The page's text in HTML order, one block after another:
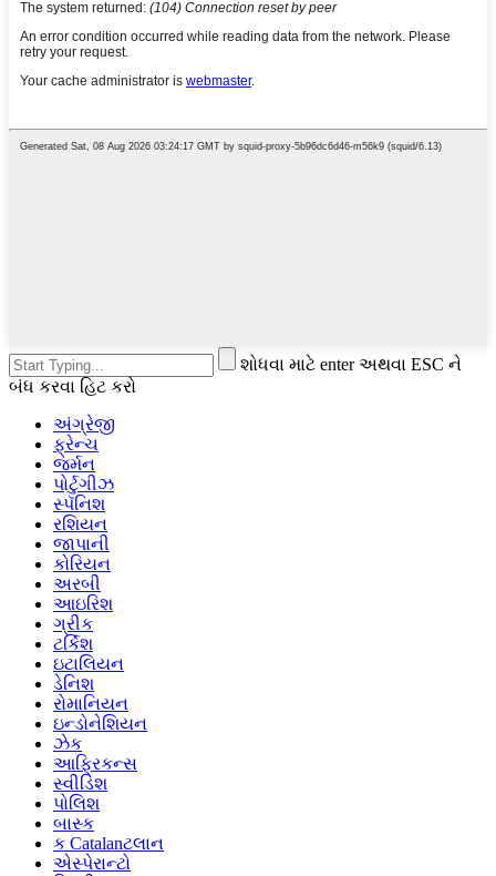
શોધવા માટે enter અથવા ESC ને
બંધ કરવા હિટ કરો
અંગ્રેજી
ફ્રેન્ચ
જર્મન
પોર્ટુગીઝ
સ્પૅનિશ
રશિયન
જાપાની
કોરિયન
અરબી
આઇરિશ
ગ્રીક
ટર્કિશ
ઇટાલિયન
ડેનિશ
રોમાનિયન
ઇન્ડોનેશિયન
ઝેક
આફ્રિકન્સ
સ્વીડિશ
પોલિશ
બાસ્ક
ક Catalanટલાન
એસ્પેરાન્ટો